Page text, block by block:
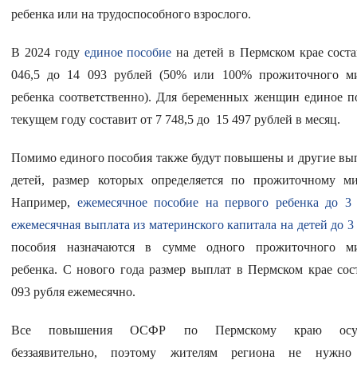
ребенка или на трудоспособного взрослого.
В 2024 году единое пособие на детей в Пермском крае
046,5 до 14 093 рублей (50% или 100% прожиточного
ребенка соответственно). Для беременных женщин единое
текущем году составит от 7 748,5 до 15 497 рублей в месяц.
Помимо единого пособия также будут повышены и другие
детей, размер которых определяется по прожиточному
Например, ежемесячное пособие на первого ребенка до 3
ежемесячная выплата из материнского капитала на детей до 3
пособия назначаются в сумме одного прожиточного
ребенка. С нового года размер выплат в Пермском крае
093 рубля ежемесячно.
Все повышения ОСФР по Пермскому краю
беззаявительно, поэтому жителям региона не нужно